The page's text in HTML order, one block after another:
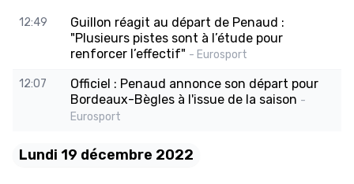
12:49
Guillon réagit au départ de Penaud :
"Plusieurs pistes sont à l’étude pour
renforcer l’effectif" - Eurosport
12:07
Officiel : Penaud annonce son départ pour
Bordeaux-Bègles à l'issue de la saison -
Eurosport
Lundi 19 décembre 2022